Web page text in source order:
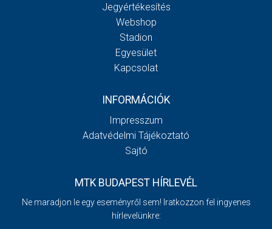
Jegyértékesítés
Webshop
Stadion
Egyesület
Kapcsolat
INFORMÁCIÓK
Impresszum
Adatvédelmi Tájékoztató
Sajtó
MTK BUDAPEST HÍRLEVÉL
Ne maradjon le egy eseményről sem! Iratkozzon fel ingyenes
hírlevelünkre: